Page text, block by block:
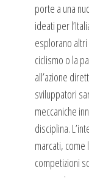
porte a una
ideati per
esplorano
ciclismo o la
all’azione
sviluppatori
meccaniche
disciplina.
marcati,
competizioni